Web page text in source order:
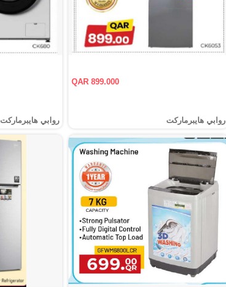
QAR 899.000
روابي هايبرماركت روابي هايبرماركت